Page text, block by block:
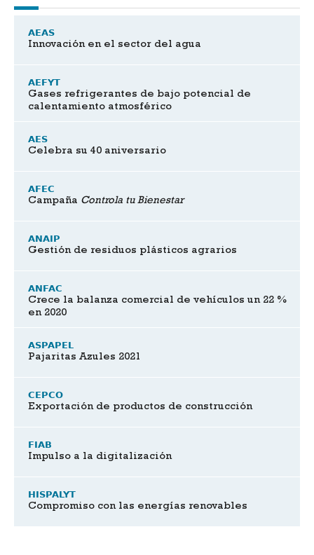
AEAS
Innovación en el sector del agua
AEFYT
Gases refrigerantes de bajo potencial de
calentamiento atmosférico
AES
Celebra su 40 aniversario
AFEC
Campaña Controla tu Bienestar
ANAIP
Gestión de residuos plásticos agrarios
ANFAC
Crece la balanza comercial de vehículos un 22 %
en 2020
ASPAPEL
Pajaritas Azules 2021
CEPCO
Exportación de productos de construcción
FIAB
Impulso a la digitalización
HISPALYT
Compromiso con las energías renovables